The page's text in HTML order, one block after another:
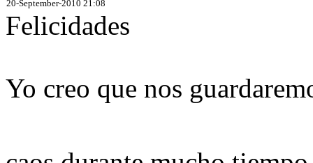
20-September-2010 21:08
Felicidades
Yo creo que nos